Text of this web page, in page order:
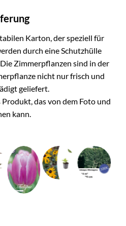
Karton, der speziell für
durch eine Schutzhülle
Zimmerpflanzen sind in der
nicht nur frisch und
geliefert.
das von dem Foto und
kann.